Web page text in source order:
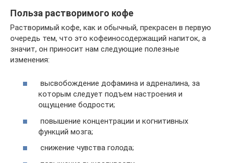
Польза растворимого кофе
Растворимый кофе, как и обычный, прекрасен в первую
очередь тем, что это кофеиносодержащий напиток, а
значит, он приносит нам следующие полезные
изменения:
высвобождение дофамина и адреналина, за
которым следует подъем настроения и
ощущение бодрости;
повышение концентрации и когнитивных
функций мозга;
снижение чувства голода;